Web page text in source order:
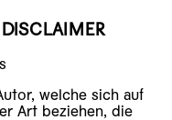
welche sich auf
Art beziehen, die